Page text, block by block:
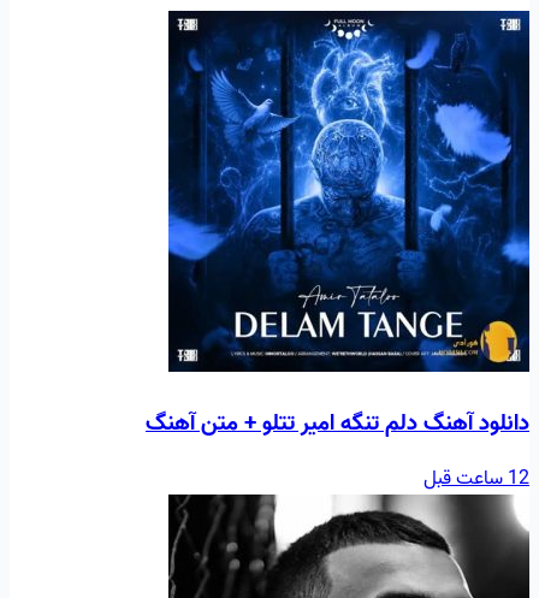
دانلود آهنگ دلم تنگه امیر تتلو + متن آهنگ
12 ساعت قبل